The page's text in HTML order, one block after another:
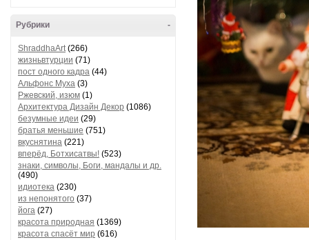
-
Рубрики
ShraddhaArt(266)
жизньвтурции (71)
пост одного кадра (44)
Альфонс Муха (3)
Ржевский, изюм (1)
Архитектура Дизайн Декор (1086)
безумные идеи (29)
братья меньшие (751)
вкуснятина (221)
вперёд, Ботхисатвы! (523)
знаки, символы, Боги, мандалы и др.
(490)
идиотека (230)
из непонятого (37)
йога (27)
красота природная (1369)
красота спасёт мир (616)